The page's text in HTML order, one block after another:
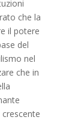
che la
il potere
del
nel
che in